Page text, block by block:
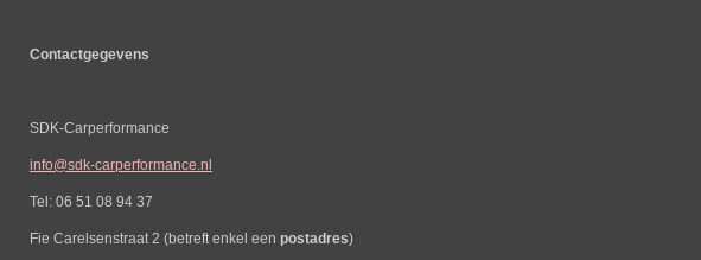
Contactgegevens
SDK-Carperformance
info@sdk-carperformance.nl
Tel: 06 51 08 94 37
Fie Carelsenstraat 2 (betreft enkel een postadres)